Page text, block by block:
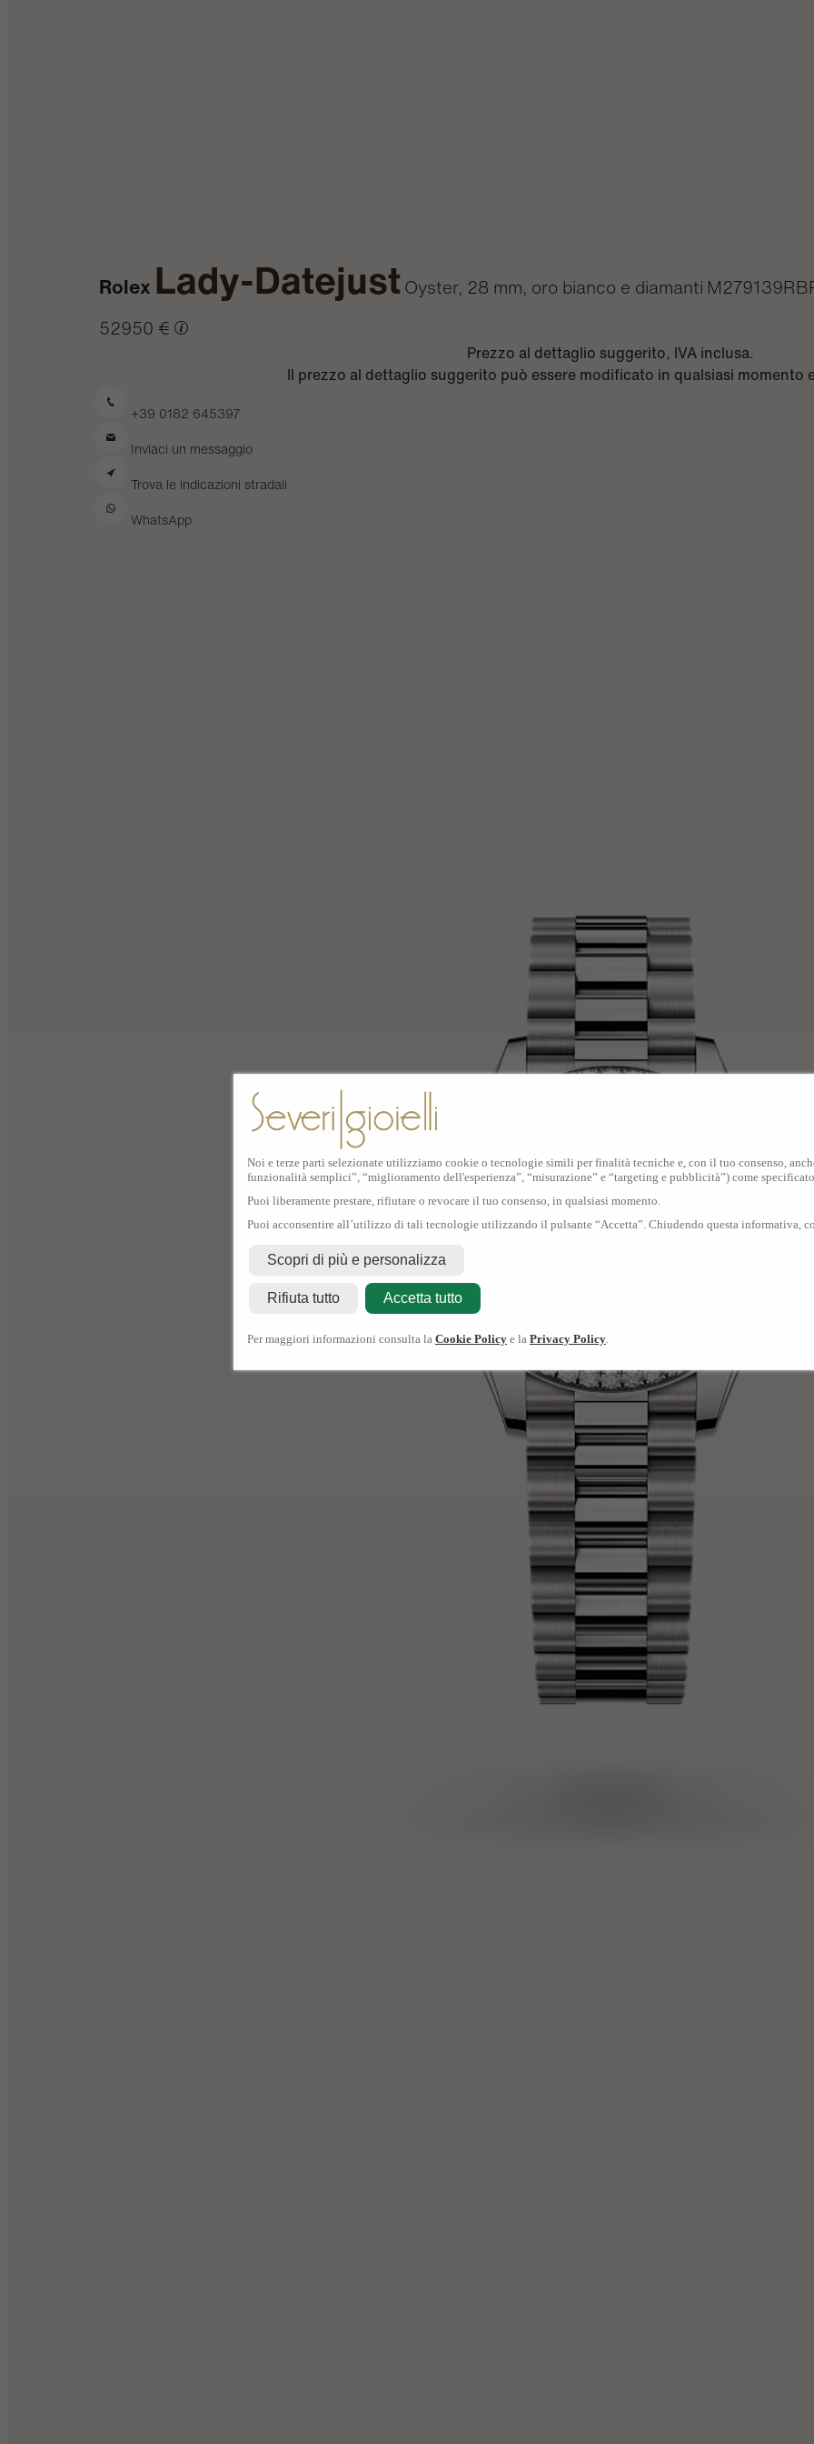
Rolex Lady-Datejust Oyster, 28 mm, oro bianco e diamanti
52950 €
Prezzo al dettaglio suggerito, IVA inclusa.
Il prezzo al dettaglio suggerito può essere modificato in qualsiasi momento
+39 0182 645397
Inviaci un messaggio
Trova le indicazioni stradali
WhatsApp
Noi e terze parti selezionate utilizziamo cookie o tecnologie simili per finalità tecniche e, con il tuo consenso,
funzionalità semplici”, “miglioramento dell'esperienza”, “misurazione” e “targeting e pubblicità”) come
Puoi liberamente prestare, rifiutare o revocare il tuo consenso, in qualsiasi momento.
Puoi acconsentire all’utilizzo di tali tecnologie utilizzando il pulsante “Accetta”. Chiudendo questa informativa,
Scopri di più e personalizza
Rifiuta tutto Accetta tutto
Per maggiori informazioni consulta la Cookie Policy e la Privacy Policy.